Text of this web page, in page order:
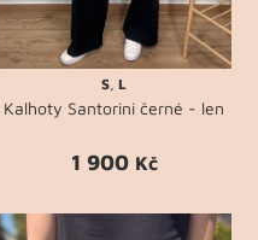
S ,L
Kalhoty Santorini černé - len
1 900 Kč